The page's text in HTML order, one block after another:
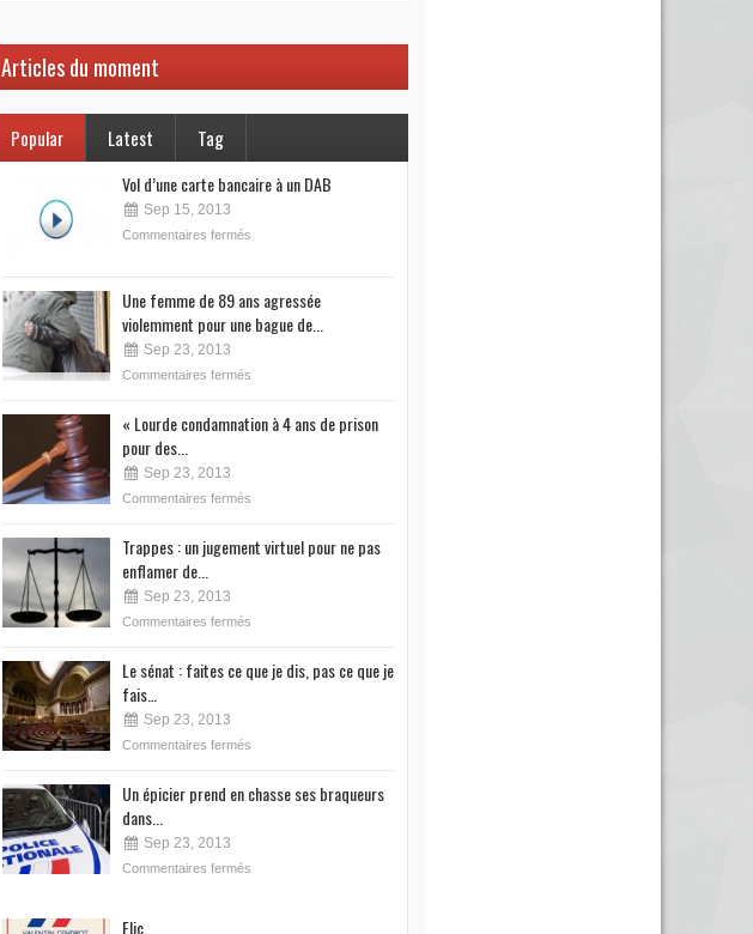
Articles du moment
Popular Latest Tag
Vol d’une carte bancaire à un DAB
Sep 15, 2013
Commentaires fermés
Une femme de 89 ans agressée
violemment pour une bague de...
Sep 23, 2013
Commentaires fermés
« Lourde condamnation à 4 ans de prison
pour des...
Sep 23, 2013
Commentaires fermés
Trappes : un jugement virtuel pour ne pas
enflamer de...
Sep 23, 2013
Commentaires fermés
Le sénat : faites ce que je dis, pas ce que je
fais…
Sep 23, 2013
Commentaires fermés
Un épicier prend en chasse ses braqueurs
dans...
Sep 23, 2013
Commentaires fermés
Flic